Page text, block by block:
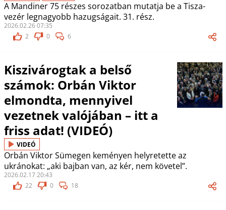
A Mandiner 75 részes sorozatban mutatja be a Tisza-
vezér legnagyobb hazugságait. 31. rész.
2026.02.26 07:35
2
0 6
Kiszivárogtak a belső
számok: Orbán Viktor
elmondta, mennyivel
vezetnek valójában – itt a
friss adat! (VIDEÓ)
VIDEÓ
Orbán Viktor Sümegen keményen helyretette az
ukránokat: „aki bajban van, az kér, nem követel”.
2026.02.17 20:43
22
0 18